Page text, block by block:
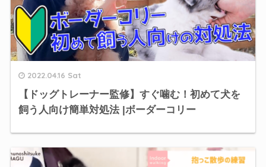
2022.04.16 Sat
【ドッグトレーナー監修】すぐ噛む！初めて犬を
飼う人向け簡単対処法 |ボーダーコリー